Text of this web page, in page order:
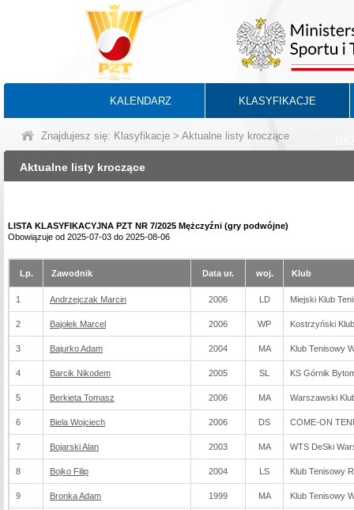
KALENDARZ KLASYFIKACJE
Znajdujesz się: Klasyfikacje > Aktualne listy kroczące
Aktualne listy kroczące
LISTA KLASYFIKACYJNA PZT NR 7/2025 Mężczyźni (gry podwójne)
Obowiązuje od 2025-07-03 do 2025-08-06
Lp. Zawodnik Data ur. woj. Klub
1 Andrzejczak Marcin 2006 LD Miejski Klub
2 Bajołek Marcel 2006 WP Kostrzyński
3 Bajurko Adam 2004 MA Klub Tenisowy
4 Barcik Nikodem 2005 SL KS Górnik
5 Berkieta Tomasz 2006 MA Warszawski
6 Biela Wojciech 2006 DS COME-ON
7 Bojarski Alan 2003 MA WTS DeSki
8 Bojko Filip 2004 LS Klub Tenisowy
9 Bronka Adam 1999 MA Klub Tenisowy